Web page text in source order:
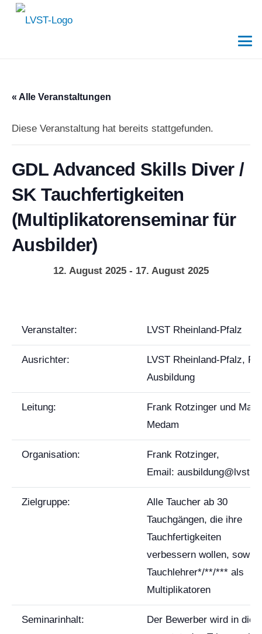
« Alle Veranstaltungen
Diese Veranstaltung hat bereits stattgefunden.
GDL Advanced Skills Diver /
SK Tauchfertigkeiten
(Multiplikatorenseminar für
Ausbilder)
12. August 2025 - 17. August 2025
Veranstalter: LVST Rheinland-Pfalz
Ausrichter:
LVST Rheinland-Pfalz, FB
Ausbildung
Leitung:
Frank Rotzinger und
Medam
Organisation:
Frank Rotzinger,
Email:
Zielgruppe:
Alle Taucher ab 30
Tauchgängen, die ihre
Tauchfertigkeiten
verbessern wollen, sowie
Tauchlehrer*/**/*** als
Multiplikatoren
Seminarinhalt:
Der Bewerber wird in die